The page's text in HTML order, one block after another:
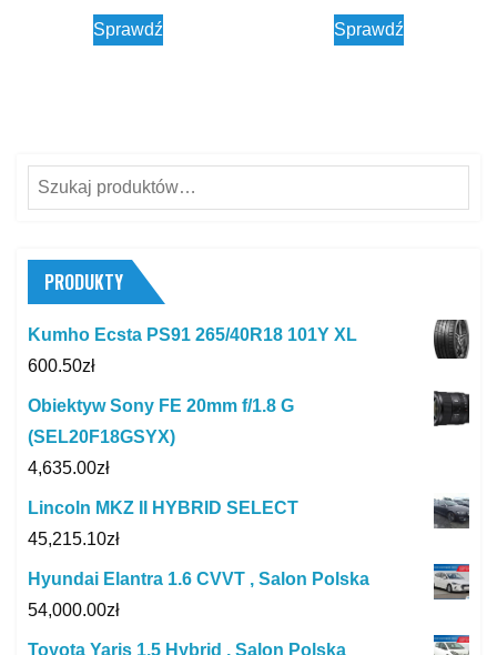
Sprawdź Sprawdź
Szukaj:
PRODUKTY
Kumho Ecsta PS91 265/40R18 101Y XL
600.50zł
Obiektyw Sony FE 20mm f/1.8 G
(SEL20F18GSYX)
4,635.00zł
Lincoln MKZ II HYBRID SELECT
45,215.10zł
Hyundai Elantra 1.6 CVVT , Salon Polska
54,000.00zł
Toyota Yaris 1.5 Hybrid , Salon Polska